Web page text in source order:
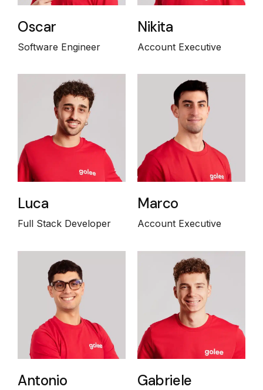
Oscar
Software Engineer
Nikita
Account Executive
Luca
Full Stack Developer
Marco
Account Executive
Antonio Gabriele